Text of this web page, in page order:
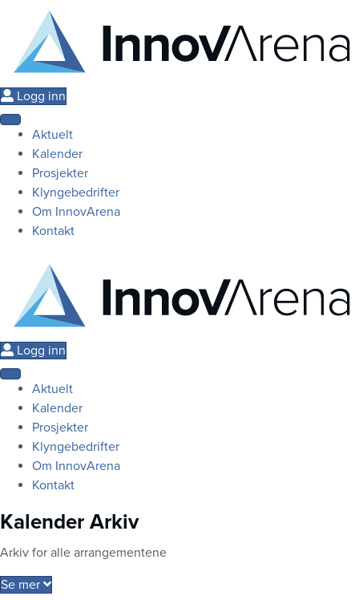
Logg inn
Aktuelt
Kalender
Prosjekter
Klyngebedrifter
Om InnovArena
Kontakt
Logg inn
Aktuelt
Kalender
Prosjekter
Klyngebedrifter
Om InnovArena
Kontakt
Kalender Arkiv
Arkiv for alle arrangementene
Se mer